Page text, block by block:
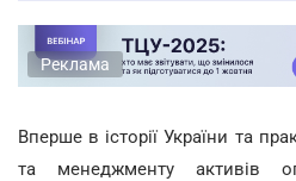
Реклама
Вперше в історії України та
та менеджменту активів